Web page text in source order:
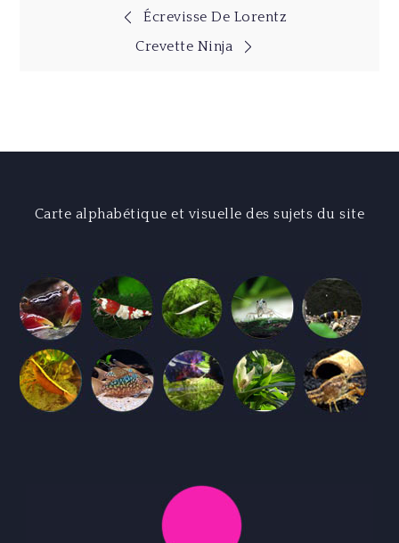
NavigationÉcrevisse De Lorentz
Crevette Ninja
Carte alphabétique et visuelle des sujets du site